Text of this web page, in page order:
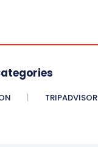
TRIPADVISOR